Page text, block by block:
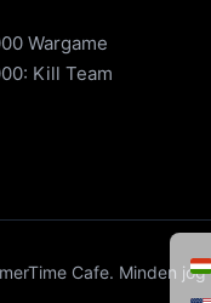
Wargame
Kill Team
Cafe. Minden